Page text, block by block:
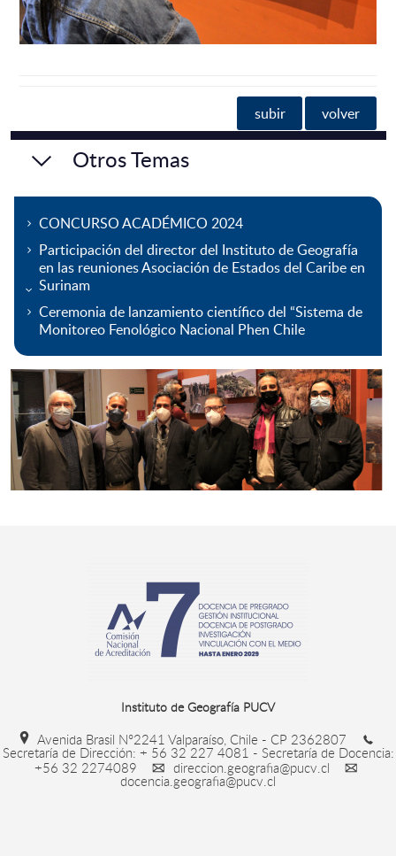
subir volver
Otros Temas
CONCURSO ACADÉMICO 2024
Participación del director del Instituto de Geografía
en las reuniones Asociación de Estados del Caribe en
Surinam
Ceremonia de lanzamiento científico del “Sistema de
Monitoreo Fenológico Nacional Phen Chile
Instituto de Geografía PUCV
Avenida Brasil N°2241 Valparaíso, Chile - CP 2362807
Secretaría de Dirección: + 56 32 227 4081 - Secretaría de Docencia:
+56 32 2274089
direccion.geografia@pucv.cl
docencia.geografia@pucv.cl